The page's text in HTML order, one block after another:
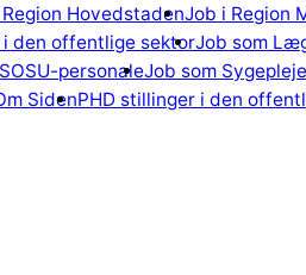
HovedstadenJob i Region
den offentlige sektorJob som
personaleJob som
SidenPHD stillinger i den